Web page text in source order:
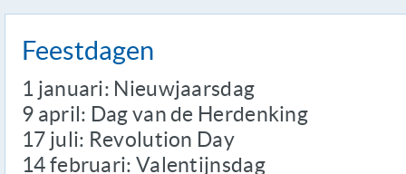
Feestdagen
1 januari: Nieuwjaarsdag
9 april: Dag van de Herdenking
17 juli: Revolution Day
14 februari: Valentijnsdag